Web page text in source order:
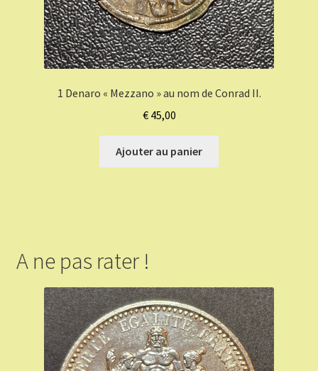
1 Denaro « Mezzano » au nom de Conrad II.
€45,00
Ajouter au panier
A ne pas rater !